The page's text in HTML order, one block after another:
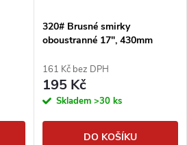
320# Brusné smirky
oboustranné 17", 430mm
161 Kč bez DPH
195 Kč
Skladem >30 ks
DO KOŠÍKU